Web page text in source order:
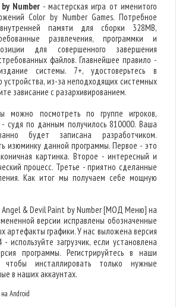
Number - мастерская игра от именитого
Color by Number Games. Потребное
памяти для сборки 328MB,
развлечения, программки и
для совершенного завершения
файлов. Главнейшее правило -
системы. 7+, удостоверьтесь в
устройства, из-за неподходящих системных
зависание с разархивированием.
можно посмотреть по группе игроков,
- судя по данным получилось 810000. Ваша
будет записана разработчиком.
изюминку данной программы. Первое - это
картинка. Второе - интересный и
процесс. Третье - приятно сделанные
Как итог мы получаем себе мощную
Angel & Devil Paint by Number [МОД Меню] на
версии исправлены обозначенные
артефакты графики. У нас выложена версия
используйте загрузчик, если установлена
программы. Регистрируйтесь в наши
инсталлировать только нужные
в наших аккаунтах.
Android